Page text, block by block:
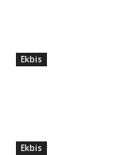
Ekbis
Ekbis